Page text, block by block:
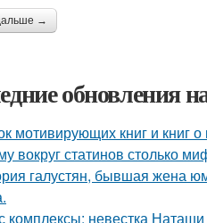
→
обновления
мотивирующих книг и книг о
вокруг статинов столько
галустян, бывшая жена
комплексы: невестка